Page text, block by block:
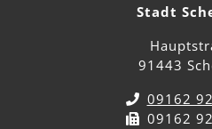
Stadt
91443
09162
09162